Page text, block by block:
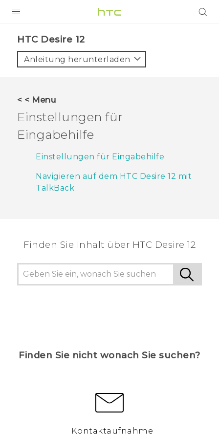
VIVE
VIVERSE
UNTERSTÜTZUNG
HTC-Geräte und Zubehör
Anmelden
HTC Desire 12‎
Anleitung herunterladen
< < Menu
Einstellungen für
Eingabehilfe
Einstellungen für Eingabehilfe
Navigieren auf dem HTC Desire 12 mit
TalkBack
Finden Sie Inhalt über‎ HTC Desire 12
Finden Sie nicht wonach Sie suchen?
Kontaktaufnahme